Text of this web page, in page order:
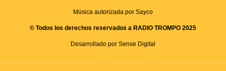
Música autorizada por Sayco
© Todos los derechos reservados a RADIO TROMPO 2025
Desarrollado por Sense Digital